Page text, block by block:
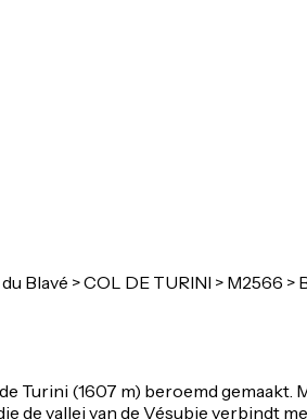
Blavé > COL DE TURINI > M2566
Turini (1607 m) beroemd
de vallei van de Vésubie verbindt